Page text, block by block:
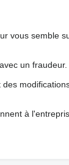
vous semble
un fraudeur.
à